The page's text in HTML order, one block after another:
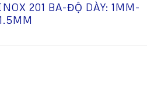
201 BA-ĐỘ DÀY: 1MM-